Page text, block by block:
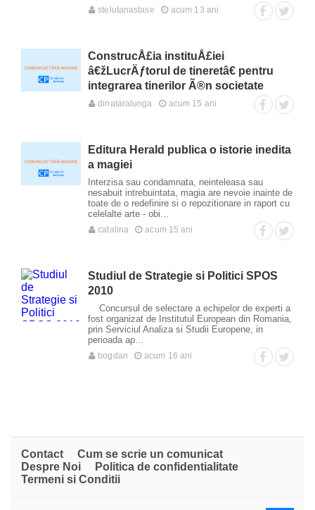
stelutanastase acum 13 ani
ConstrucÅ£ia instituÅ£iei
â€žLucrÄƒtorul de tineretâ€ pentru
integrarea tinerilor Ã®n societate
dinataralunga acum 15 ani
Editura Herald publica o istorie inedita
a magiei
Interzisa sau condamnata, neinteleasa sau
nesabuit intrebuintata, magia are nevoie inainte de
toate de o redefinire si o repozitionare in raport cu
celelalte arte - obi...
catalina acum 15 ani
Studiul de Strategie si Politici SPOS
2010
Concursul de selectare a echipelor de experti a
fost organizat de Institutul European din Romania,
prin Serviciul Analiza si Studii Europene, in
perioada ap...
bogdan acum 16 ani
Contact
Cum se scrie un comunicat
Despre Noi
Politica de confidentialitate
Termeni si Conditii